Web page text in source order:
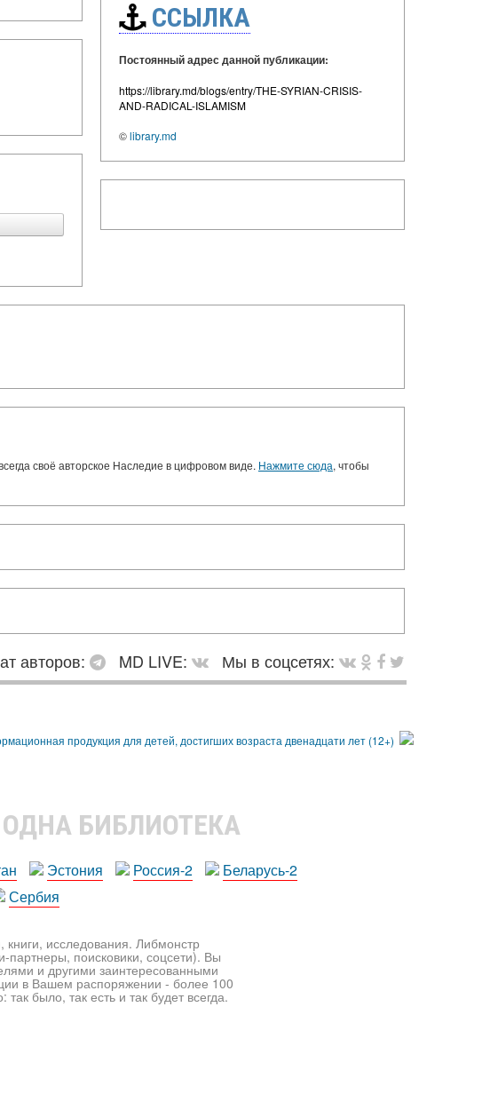
ССЫЛКА
Постоянный адрес данной публикации:
https://library.md/blogs/entry/THE-SYRIAN-CRISIS-
AND-RADICAL-ISLAMISM
©library.md
своё авторское Наследие в цифровом виде. Нажмите сюда, чтобы
авторов: MD LIVE:
Мы в соцсетях:
БИБЛИОТЕКА
Эстония Россия-2
Беларусь-2
Сербия
исследования. Либмонстр
партнеры, поисковики, соцсети). Вы
и другими заинтересованными
в Вашем распоряжении - более 100
было, так есть и так будет всегда.